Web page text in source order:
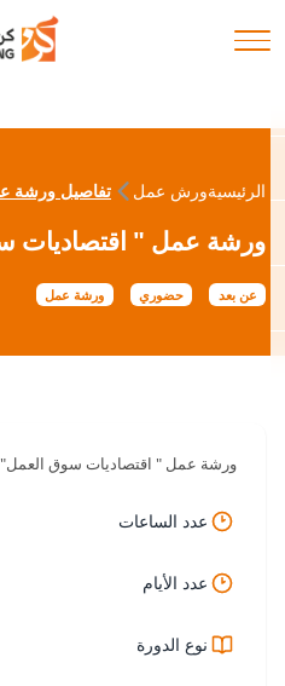
الرئيسيةورش عمل تفاصيل ورشة
ورشة عمل " اقتصاديات
عن بعد حضوري ورشة عمل
ورشة عمل " اقتصاديات سوق العمل"
عدد الساعات
عدد الأيام
نوع الدورة